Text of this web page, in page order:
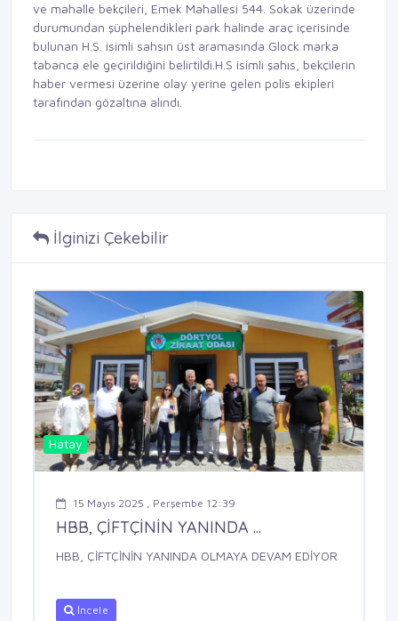
ve mahalle bekçileri, Emek Mahallesi 544. Sokak üzerinde
durumundan şüphelendikleri park halinde araç içerisinde
bulunan H.S. isimli sahsın üst aramasında Glock marka
tabanca ele geçirildiğini belirtildi.H.S isimli şahıs, bekçilerin
haber vermesi üzerine olay yerine gelen polis ekipleri
tarafından gözaltına alındı.
İlginizi Çekebilir
Hatay
15 Mayıs 2025 , Perşembe 12:39
HBB, ÇİFTÇİNİN YANINDA ...
HBB, ÇİFTÇİNİN YANINDA OLMAYA DEVAM EDİYOR
İncele